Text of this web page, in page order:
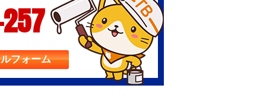
フォーム